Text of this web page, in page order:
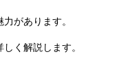
があります。
く解説します。